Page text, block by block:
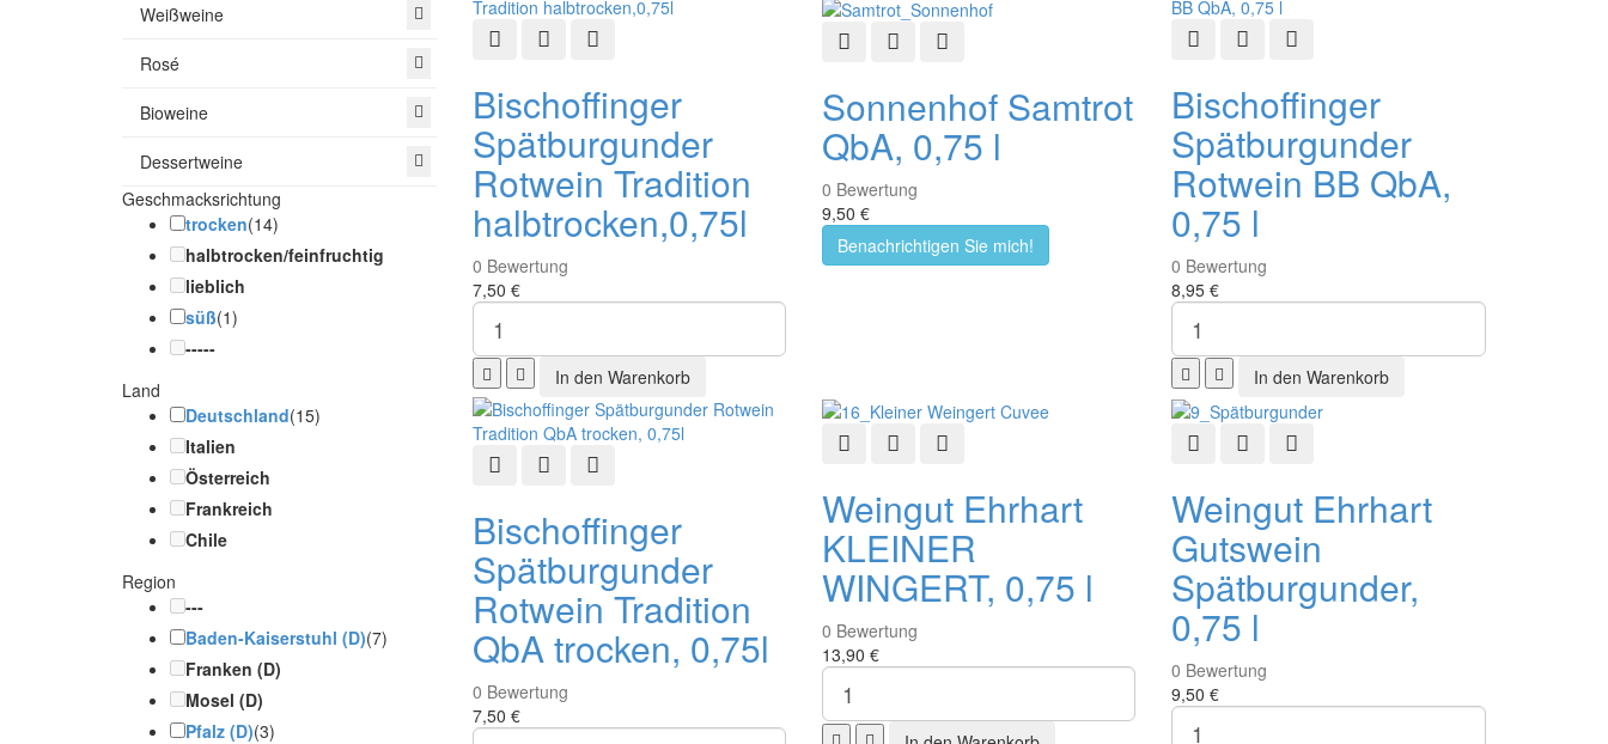
SchnellansichtZur Wunschliste hinzufügen
Zur Vergleichsliste hinzufügen
Bischoffinger
Spätburgunder
Rotwein Tradition
halbtrocken,0,75l
0 Bewertung
7,50 €
SchnellansichtZur Wunschliste hinzufügen
Zur Vergleichsliste hinzufügen
Sonnenhof Samtrot
QbA, 0,75 l
0 Bewertung
9,50 €
Benachrichtigen Sie mich!
SchnellansichtZur Wunschliste hinzufügen
Bischoffinger
Spätburgunder
Rotwein BB QbA,
0,75 l
0 Bewertung
8,95 €
SchnellansichtZur Wunschliste hinzufügen
Zur Vergleichsliste hinzufügen
Bischoffinger
Spätburgunder
Rotwein Tradition
QbA trocken, 0,75l
0 Bewertung
7,50 €
SchnellansichtZur Wunschliste hinzufügen
Zur Vergleichsliste hinzufügen
Weingut Ehrhart
KLEINER
WINGERT, 0,75 l
0 Bewertung
13,90 €
SchnellansichtZur Wunschliste hinzufügen
Weingut Ehrhart
Gutswein
Spätburgunder,
0,75 l
0 Bewertung
9,50 €
Weißweine
Rosé
Bioweine
Dessertweine
Geschmacksrichtung
trocken(14)
halbtrocken/feinfruchtig
lieblich
süß(1)
-----
Land
Deutschland(15)
Italien
Österreich
Frankreich
Chile
Region
---
Baden-Kaiserstuhl (D)(7)
Franken (D)
Mosel (D)
Pfalz (D)(3)